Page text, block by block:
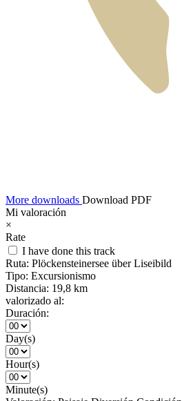
More downloads Download PDF
Mi valoración
×
Rate
I have done this track
Ruta: Plöckensteinersee über Liseibild
Tipo: Excursionismo
Distancia: 19,8 km
valorizado al:
Duración:
Day(s)
Hour(s)
Minute(s)